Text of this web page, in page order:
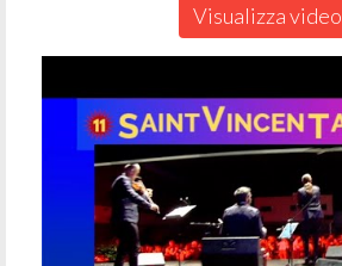
Visualizza video